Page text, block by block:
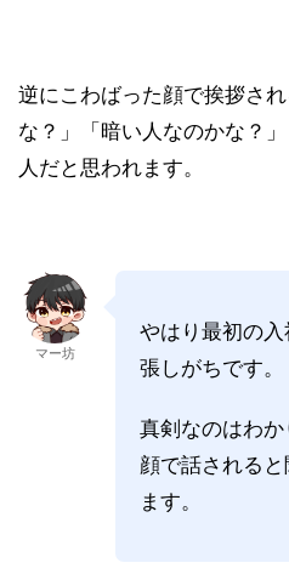
逆にこわばった顔で挨拶さ
な？」「暗い人なのかな？
人だと思われます。
マー坊
やはり最初の
張しがちです。
真剣なのはわ
顔で話される
ます。